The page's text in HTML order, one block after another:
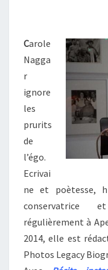
Carole
Nagga
r
ignore
les
prurits
de
l’égo.
Ecrivai
ne et poètesse,
conservatrice
régulièrement à
2014, elle est
Photos Legacy